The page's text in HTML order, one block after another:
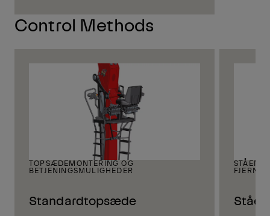
Control Methods
TOPSÆDEMONTERING OG
BETJENINGSMULIGHEDER
Standardtopsæde